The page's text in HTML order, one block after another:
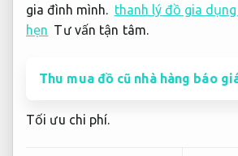
gia đình mình. thanh lý đồ gia
hẹn Tư vấn tận tâm.
Thu mua đồ cũ nhà hàng báo
Tối ưu chi phí.